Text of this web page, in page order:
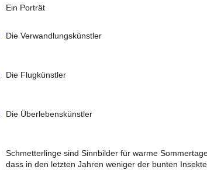
Ein Porträt
Die Verwandlungskünstler
Die Flugkünstler
Die Überlebenskünstler
Schmetterlinge sind Sinnbilder für warme
dass in den letzten Jahren weniger der bunten